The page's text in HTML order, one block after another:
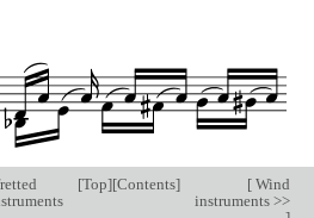
[Top][Contents] [Wind
instruments >>